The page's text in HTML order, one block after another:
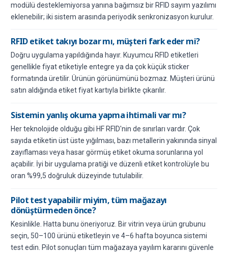
modülü desteklemiyorsa yanına bağımsız bir RFID sayım yazılımı
eklenebilir; iki sistem arasında periyodik senkronizasyon kurulur.
RFID etiket takıyı bozar mı, müşteri fark eder mi?
Doğru uygulama yapıldığında hayır. Kuyumcu RFID etiketleri
genellikle fiyat etiketiyle entegre ya da çok küçük sticker
formatında üretilir. Ürünün görünümünü bozmaz. Müşteri ürünü
satın aldığında etiket fiyat kartıyla birlikte çıkarılır.
Sistemin yanlış okuma yapma ihtimali var mı?
Her teknolojide olduğu gibi HF RFID'nin de sınırları vardır. Çok
sayıda etiketin üst üste yığılması, bazı metallerin yakınında sinyal
zayıflaması veya hasar görmüş etiket okuma sorunlarına yol
açabilir. İyi bir uygulama pratiği ve düzenli etiket kontrolüyle bu
oran %99,5 doğruluk düzeyinde tutulabilir.
Pilot test yapabilir miyim, tüm mağazayı
dönüştürmeden önce?
Kesinlikle. Hatta bunu öneriyoruz. Bir vitrin veya ürün grubunu
seçin, 50–100 ürünü etiketleyin ve 4–6 hafta boyunca sistemi
test edin. Pilot sonuçları tüm mağazaya yayılım kararını güvenle